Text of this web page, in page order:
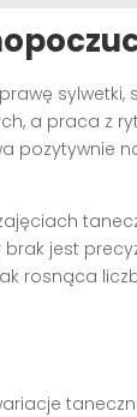
sylwetki,
a praca z
pozytywnie
jest
rosnąca